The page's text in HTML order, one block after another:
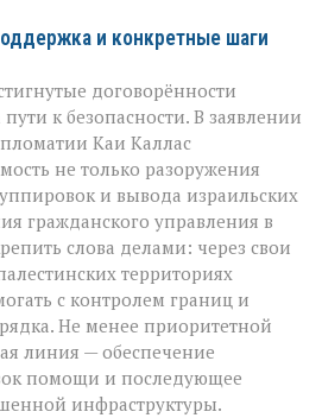
и конкретные шаги
договорённости
к безопасности. В заявлении
Каи Каллас
не только разоружения
и вывода израильских
гражданского управления в
слова делами: через свои
территориях
с контролем границ и
Не менее приоритетной
линия — обеспечение
помощи и последующее
инфраструктуры.